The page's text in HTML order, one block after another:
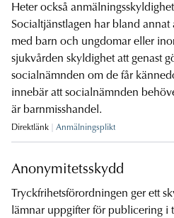
Heter också
Socialtjänstlagen har bland annat
med barn och ungdomar eller
sjukvården skyldighet att genast
socialnämnden om de får
innebär att socialnämnden
är barnmisshandel.
Direktlänk Anmälningsplikt
Anonymitetsskydd
Tryckfrihetsförordningen ger ett
lämnar uppgifter för publicering i